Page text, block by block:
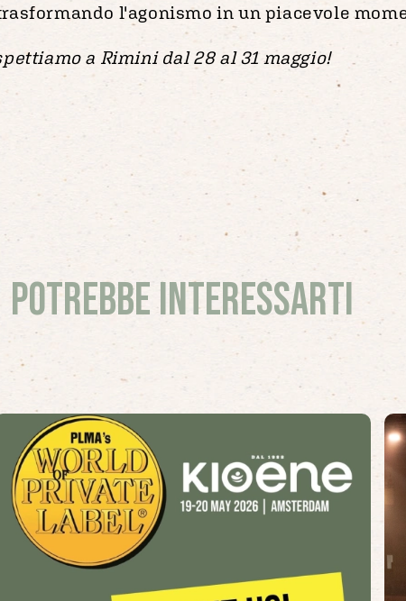
l'agonismo in un piacevole
a Rimini dal 28 al 31 maggio!
Potrebbe interessarti